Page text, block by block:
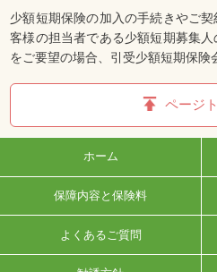
少額短期保険の加入の手続きやご
客様の担当者である少額短期募集
をご要望の場合、引受少額短期保険
ページ
ホーム
保障内容と保険料
よくあるご質問